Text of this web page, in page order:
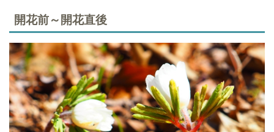
開花前～開花直後